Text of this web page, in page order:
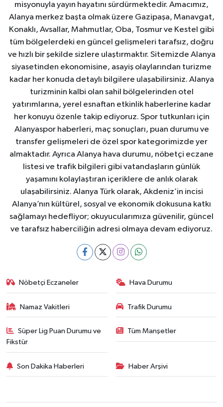
misyonuyla yayın hayatını sürdürmektedir. Amacımız,
Alanya merkez başta olmak üzere Gazipaşa, Manavgat,
Konaklı, Avsallar, Mahmutlar, Oba, Tosmur ve Kestel gibi
tüm bölgelerdeki en güncel gelişmeleri tarafsız, doğru
ve hızlı bir şekilde sizlere ulaştırmaktır. Sitemizde Alanya
siyasetinden ekonomisine, asayiş olaylarından turizme
kadar her konuda detaylı bilgilere ulaşabilirsiniz. Alanya
turizminin kalbi olan sahil bölgelerinden otel
yatırımlarına, yerel esnaftan etkinlik haberlerine kadar
her konuyu özenle takip ediyoruz. Spor tutkunları için
Alanyaspor haberleri, maç sonuçları, puan durumu ve
transfer gelişmeleri de özel spor kategorimizde yer
almaktadır. Ayrıca Alanya hava durumu, nöbetçi eczane
listesi ve trafik bilgileri gibi vatandaşların günlük
yaşamını kolaylaştıran içeriklere de anlık olarak
ulaşabilirsiniz. Alanya Türk olarak, Akdeniz’in incisi
Alanya’nın kültürel, sosyal ve ekonomik dokusuna katkı
sağlamayı hedefliyor; okuyucularımıza güvenilir, güncel
ve tarafsız haberciliğin adresi olmaya devam ediyoruz.
Nöbetçi Eczaneler Hava Durumu
Namaz Vakitleri Trafik Durumu
Süper Lig Puan Durumu ve
Fikstür
Tüm Manşetler
Son Dakika Haberleri Haber Arşivi